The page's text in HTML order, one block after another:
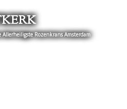
Allerheiligste Rozenkrans Amsterdam